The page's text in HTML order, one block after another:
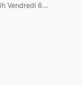
Vendredi 6…